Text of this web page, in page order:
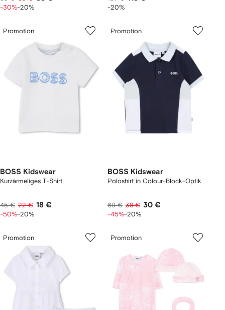
-30%-20% -20%
Promotion
BOSS Kidswear
Kurzärmeliges T-Shirt
45 € 22 € 18 €
-50%-20%
Promotion
BOSS Kidswear
Poloshirt in Colour-Block-Optik
69 € 38 € 30 €
-45%-20%
Promotion Promotion